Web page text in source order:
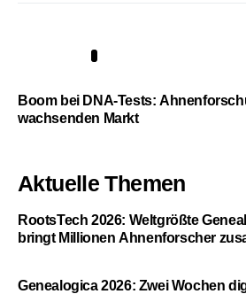
Boom bei DNA-Tests:
wachsenden Markt
Aktuelle Themen
RootsTech 2026: Weltgrößte
bringt Millionen Ahnenforscher
Genealogica 2026: Zwei Wochen